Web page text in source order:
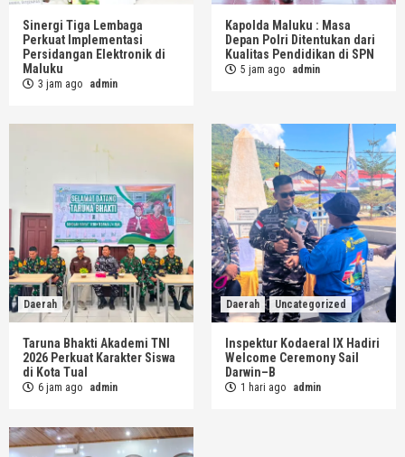
Sinergi Tiga Lembaga
Perkuat Implementasi
Persidangan Elektronik di
Maluku
3 jam ago admin
Kapolda Maluku : Masa
Depan Polri Ditentukan dari
Kualitas Pendidikan di SPN
5 jam ago admin
Daerah
Taruna Bhakti Akademi TNI
2026 Perkuat Karakter Siswa
di Kota Tual
6 jam ago admin
Daerah Uncategorized
Inspektur Kodaeral IX Hadiri
Welcome Ceremony Sail
Darwin–B
1 hari ago admin